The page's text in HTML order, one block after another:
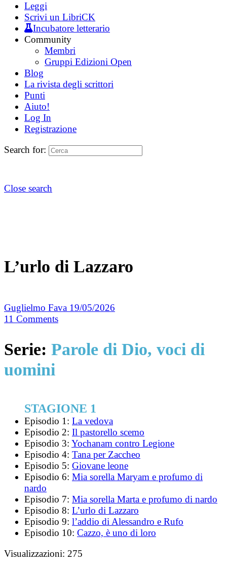
Leggi
Scrivi un LibriCK
Incubatore letterario
Community
Membri
Gruppi Edizioni Open
Blog
La rivista degli scrittori
Punti
Aiuto!
Log In
Registrazione
Search for:
Close search
L’urlo di Lazzaro
Guglielmo Fava 19/05/2026
11 Comments
Serie: Parole di Dio, voci di
uomini
STAGIONE 1
Episodio 1: La vedova
Episodio 2: Il pastorello scemo
Episodio 3: Yochanam contro Legione
Episodio 4: Tana per Zaccheo
Episodio 5: Giovane leone
Episodio 6: Mia sorella Maryam e profumo di
nardo
Episodio 7: Mia sorella Marta e profumo di nardo
Episodio 8: L’urlo di Lazzaro
Episodio 9: l’addio di Alessandro e Rufo
Episodio 10: Cazzo, è uno di loro
Visualizzazioni: 275